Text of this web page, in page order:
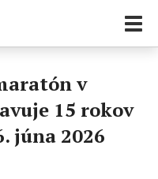
v
15 rokov
júna 2026